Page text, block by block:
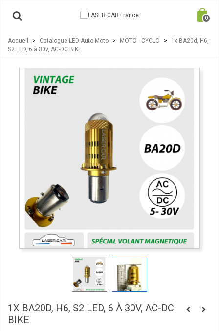
0
Accueil > Catalogue LED Auto-Moto > MOTO - CYCLO >
1x BA20d, H6,
S2 LED, 6 à 30v, AC-DC BIKE
1X BA20D, H6, S2 LED, 6 À 30V, AC-DC
BIKE